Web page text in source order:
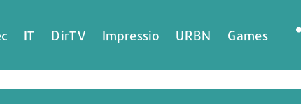
IT DirTV Impressio URBN Games